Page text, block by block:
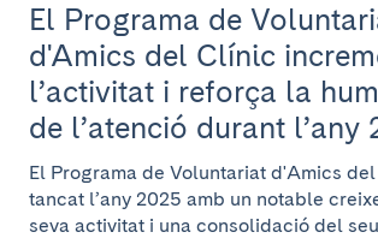
El Programa de
d'Amics del Clínic
l’activitat i reforça la
de l’atenció durant l’any
El Programa de Voluntariat d'Amics
tancat l’any 2025 amb un notable
seva activitat i una consolidació del